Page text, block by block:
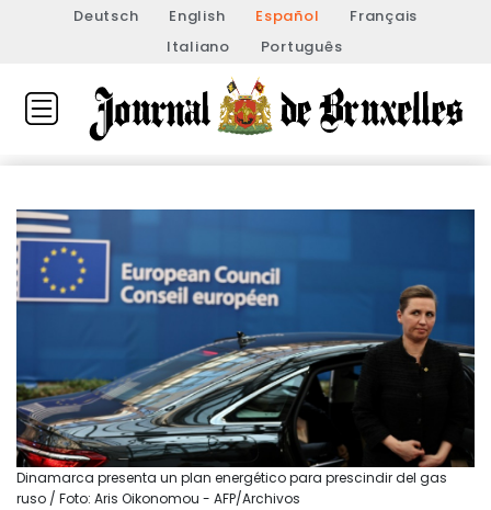
Deutsch English Español
Français
Italiano
Português
Dinamarca presenta un plan energético para prescindir del gas
ruso / Foto: Aris Oikonomou - AFP/Archivos